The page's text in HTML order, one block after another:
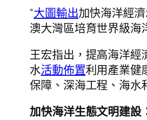
“大圖輸出加快海洋經
澳大灣區培育世界級海
王宏指出，提高海洋
水活動佈置利用產業健
保障、深海工程、海水
加快海洋生態文明建設